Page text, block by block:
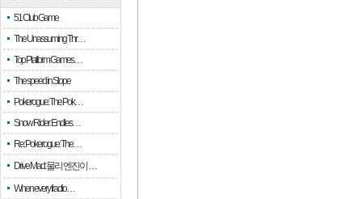
51 Club Game
The Unassuming Thr…
Top Platform Games…
The speed in Slope
Pokerogue: The Pok…
Snow Rider: Endles…
Re: Pokerogue: The…
Drive Mad: 물리 엔진이 …
When every fractio…